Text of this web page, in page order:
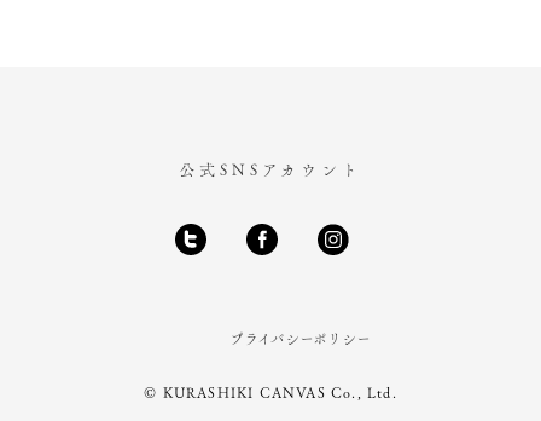
公式SNSアカウント
プライバシーポリシー
© KURASHIKI CANVAS Co., Ltd.